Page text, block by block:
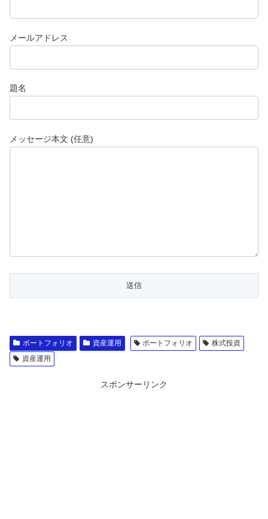
メールアドレス
題名
メッセージ本文 (任意)
ポートフォリオ 資産運用 ポートフォリオ
株式投資
資産運用
スポンサーリンク